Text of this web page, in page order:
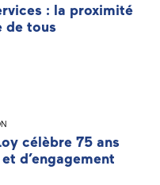
: la proximité
de tous
célèbre 75 ans
d’engagement